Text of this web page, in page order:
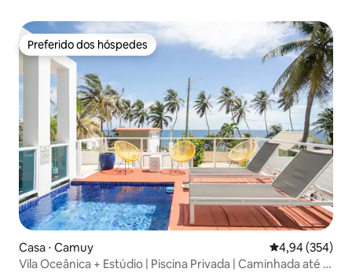
Preferido dos hóspedes
Preferido dos hóspedes
Casa ⋅ Camuy 4,94 de uma
4,94 (354)
Vila Oceânica + Estúdio | Piscina Privada | Caminhada até o